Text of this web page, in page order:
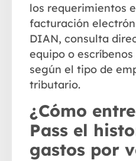
los requerimientos
facturación
DIAN, consulta
equipo o
según el tipo de
tributario.
¿Cómo
Pass el
gastos por